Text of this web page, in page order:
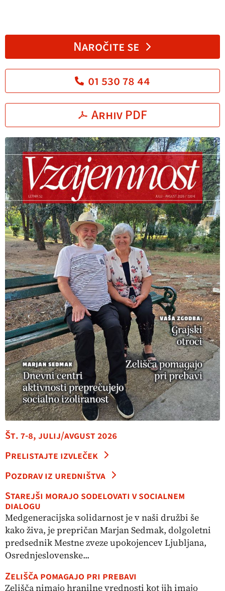
Naročite se
01 530 78 44
Arhiv PDF
Št. 7-8, julij/avgust 2026
Prelistajte izvleček
Pozdrav iz uredništva
Starejši morajo sodelovati v socialnem
dialogu
Medgeneracijska solidarnost je v naši družbi še
kako živa, je prepričan Marjan Sedmak, dolgoletni
predsednik Mestne zveze upokojencev Ljubljana,
Osrednjeslovenske...
Zelišča pomagajo pri prebavi
Zelišča nimajo hranilne vrednosti kot jih imajo